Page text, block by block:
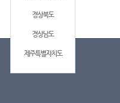
경상북도
경상남도
제주특별자치도